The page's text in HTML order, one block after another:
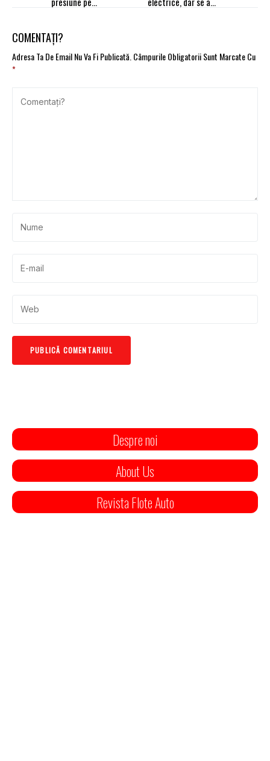
COMENTAȚI?
Adresa Ta De Email Nu Va Fi Publicată.Câmpurile Obligatorii Sunt Marcate Cu
*
Despre noi
About Us
Revista Flote Auto